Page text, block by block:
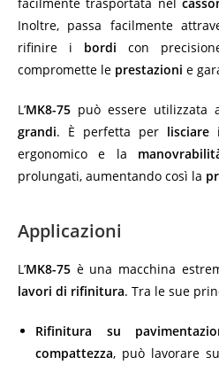
Inoltre, passa facilmente
rifinire i bordi con
compromette le prestazioni e
L’MK8-75 può essere utilizzata
grandi. È perfetta per lisciare
ergonomico e la
prolungati, aumentando così la
Applicazioni
L’MK8-75 è una macchina
lavori di rifinitura. Tra le sue
Rifinitura su
compattezza, può lavorare su